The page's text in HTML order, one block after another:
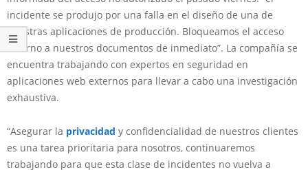
incidente se produjo por una falla en el diseño de una de
nuestras aplicaciones de producción. Bloqueamos el acceso
externo a nuestros documentos de inmediato”. La compañía se
encuentra trabajando con expertos en seguridad en
aplicaciones web externos para llevar a cabo una investigación
exhaustiva.
“Asegurar la privacidad y confidencialidad de nuestros clientes
es una tarea prioritaria para nosotros, continuaremos
trabajando para que esta clase de incidentes no vuelva a